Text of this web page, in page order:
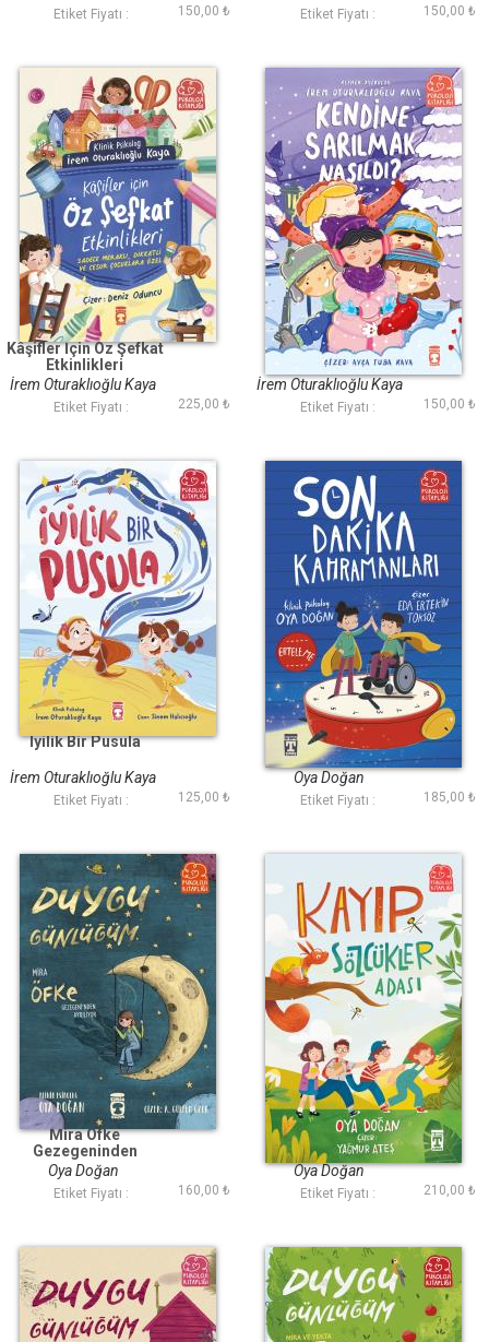
Etiket Fiyatı : 150,00 ₺ Etiket Fiyatı : 150,00 ₺
Kâşifler İçin Öz Şefkat
Etkinlikleri
İrem Oturaklıoğlu Kaya
Etiket Fiyatı : 225,00 ₺
Kendine Sarılmak
Nasıldı?
İrem Oturaklıoğlu Kaya
Etiket Fiyatı : 150,00 ₺
İyilik Bir Pusula
İrem Oturaklıoğlu Kaya
Etiket Fiyatı : 125,00 ₺
Son Dakika
Kahramanları
Oya Doğan
Etiket Fiyatı : 185,00 ₺
Mira Öfke
Gezegeninden
Ayrılıyor - Duygu
Günlüğüm
Oya Doğan
Etiket Fiyatı : 160,00 ₺
Kayıp Sözcükler
Adası
Oya Doğan
Etiket Fiyatı : 210,00 ₺